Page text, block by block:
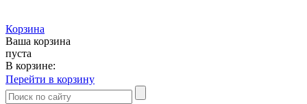
Корзина
Ваша корзина
пуста
В корзине:
Перейти в корзину